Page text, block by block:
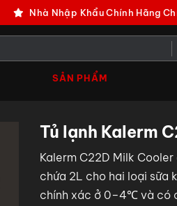
Nhà Nhập Khẩu Chính Hãng
SẢN PHẨM
Tủ lạnh Kalerm
Kalerm C22D Milk
chứa 2L cho hai loại sữa
chính xác ở 0–4℃ và có